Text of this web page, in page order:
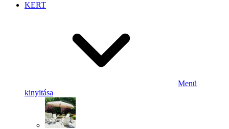
KERT
Menü
kinyitása